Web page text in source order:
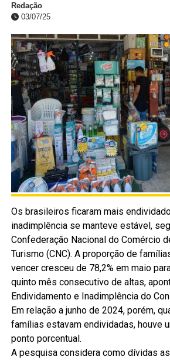
Redação
03/07/25
Os brasileiros ficaram mais
inadimplência se manteve estável,
Confederação Nacional do Comércio
Turismo (CNC). A proporção de
vencer cresceu de 78,2% em maio
quinto mês consecutivo de altas,
Endividamento e Inadimplência do
Em relação a junho de 2024, porém,
famílias estavam endividadas, houve
ponto porcentual.
A pesquisa considera como dívidas